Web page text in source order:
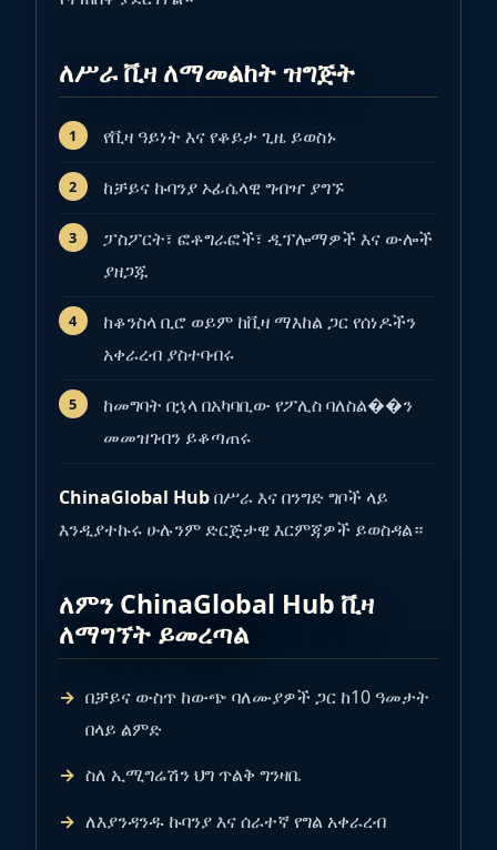
ለሥራ ቪዛ ለማመልከት ዝግጅት
የቪዛ ዓይነት እና የቆይታ ጊዜ ይወስኑ
ከቻይና ኩባንያ ኦፊሴላዊ ግብዣ ያግኙ
ፓስፖርት፣ ፎቶግራፎች፣ ዲፕሎማዎች እና ውሎች
ያዘጋጁ
ከቆንስላ ቢሮ ወይም ከቪዛ ማእከል ጋር የሰነዶችን
አቀራረብ ያስተባብሩ
ከመግባት በኋላ በአካባቢው የፖሊስ ባለስል��ን
መመዝገብን ይቆጣጠሩ
ChinaGlobal Hubበሥራ እና በንግድ ግቦች ላይ
እንዲያተኩሩ ሁሉንም ድርጅታዊ እርምጃዎች ይወስዳል።
ለምን ChinaGlobal Hub ቪዛ
ለማግኘት ይመረጣል
በቻይና ውስጥ ከውጭ ባለሙያዎች ጋር ከ10 ዓመታት
በላይ ልምድ
ስለ ኢሚግሬሽን ህግ ጥልቅ ግንዛቤ
ለእያንዳንዱ ኩባንያ እና ሰራተኛ የግል አቀራረብ